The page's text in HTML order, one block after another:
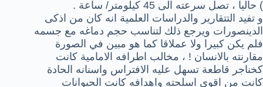
) حاليا ، تصل سرعته الى 45 كيلومتر/ ساعة .
و تفيد التتقارير والدراسات العلمية انه كان من اذكى
الدينصورات ويرجع ذلك لتناسب حجم دماغه مع جسمه
فلم يكن كبيرا ولا عملاقا كما هو مبين في الصورة
مقارنته بالانسان ! ، مخالب اطرافه الامامية كانت
كخناجر قاطعة تسهل عليه الافتراس واسنانه الحادة
كانت من اقوى اسلحته واهدافه كانت الحيوانات